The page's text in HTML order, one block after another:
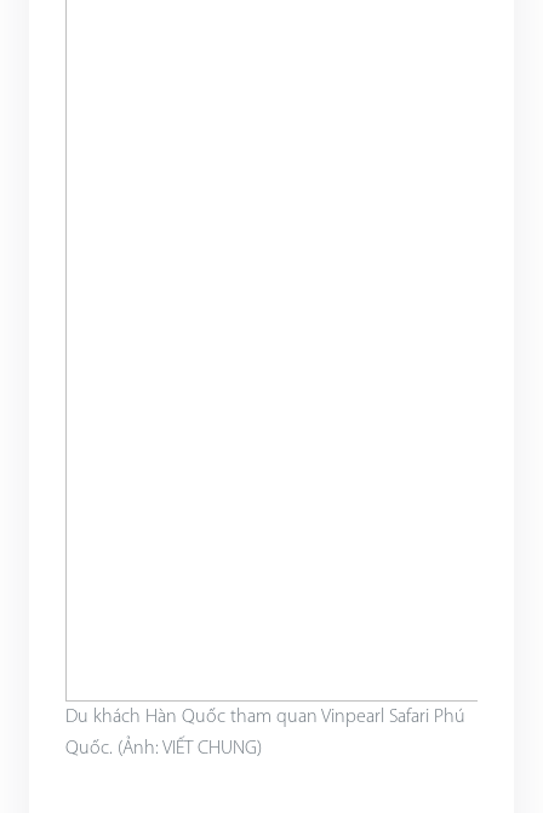
Du khách Hàn Quốc tham quan Vinpearl Safari Phú
Quốc. (Ảnh: VIẾT CHUNG)